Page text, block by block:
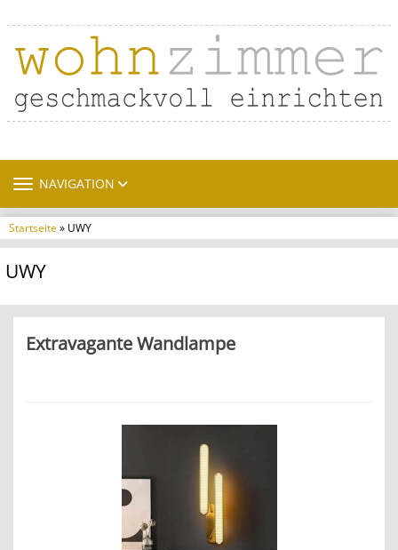
TOGGLE NAVIGATION
NAVIGATION
Startseite» UWY
UWY
Extravagante Wandlampe